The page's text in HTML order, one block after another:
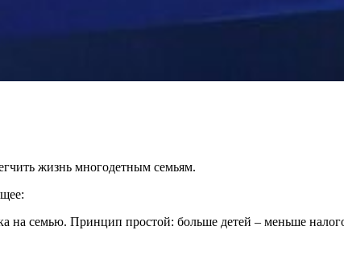
жизнь многодетным семьям.
на семью. Принцип простой: больше детей – меньше